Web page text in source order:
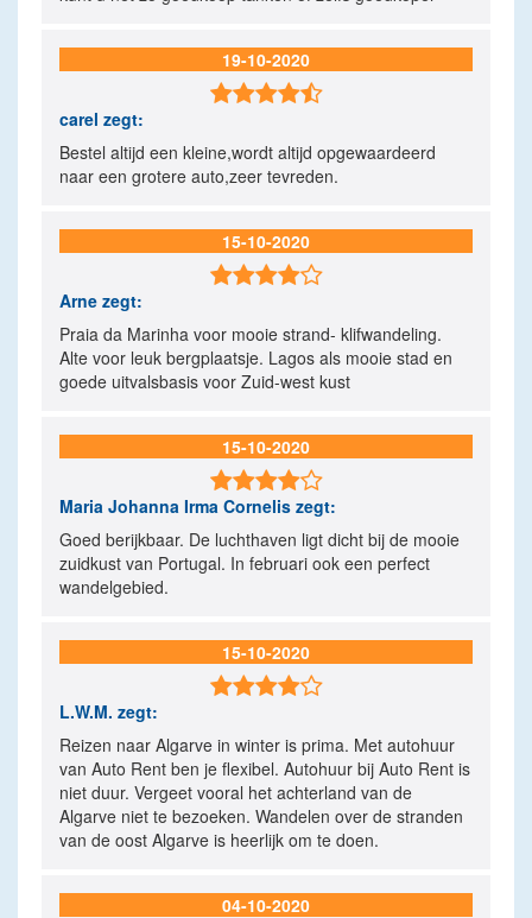
19-10-2020

carel zegt:
Bestel altijd een kleine,wordt altijd opgewaardeerd
naar een grotere auto,zeer tevreden.
15-10-2020

Arne zegt:
Praia da Marinha voor mooie strand- klifwandeling.
Alte voor leuk bergplaatsje. Lagos als mooie stad en
goede uitvalsbasis voor Zuid-west kust
15-10-2020

Maria Johanna Irma Cornelis zegt:
Goed berijkbaar. De luchthaven ligt dicht bij de mooie
zuidkust van Portugal. In februari ook een perfect
wandelgebied.
15-10-2020

L.W.M. zegt:
Reizen naar Algarve in winter is prima. Met autohuur
van Auto Rent ben je flexibel. Autohuur bij Auto Rent is
niet duur. Vergeet vooral het achterland van de
Algarve niet te bezoeken. Wandelen over de stranden
van de oost Algarve is heerlijk om te doen.
04-10-2020